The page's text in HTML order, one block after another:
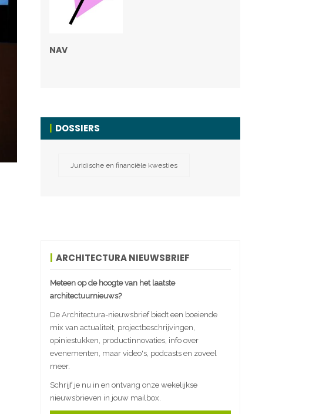
NAV
DOSSIERS
Juridische en financiële kwesties
ARCHITECTURA NIEUWSBRIEF
Meteen op de hoogte van het laatste
architectuurnieuws?
De Architectura-nieuwsbrief biedt een boeiende
mix van actualiteit, projectbeschrijvingen,
opiniestukken, productinnovaties, info over
evenementen, maar video's, podcasts en zoveel
meer.
Schrijf je nu in en ontvang onze wekelijkse
nieuwsbrieven in jouw mailbox.